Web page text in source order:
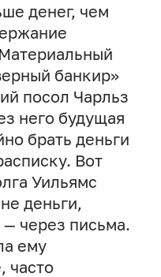
денег, чем
банкир»
посол Чарльз
него будущая
брать деньги
Вот
Уильямс
деньги,
через письма.
ему
часто